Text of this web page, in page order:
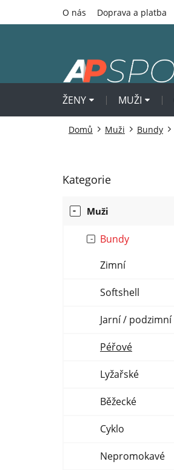
O nás Doprava a platba
ŽENY MUŽI
Domů Muži Bundy
o
Přeskočit
Kategorie
Muži
Bundy
Zimní
Softshell
Jarní / podzimní
Péřové
Lyžařské
Běžecké
Cyklo
Nepromokavé